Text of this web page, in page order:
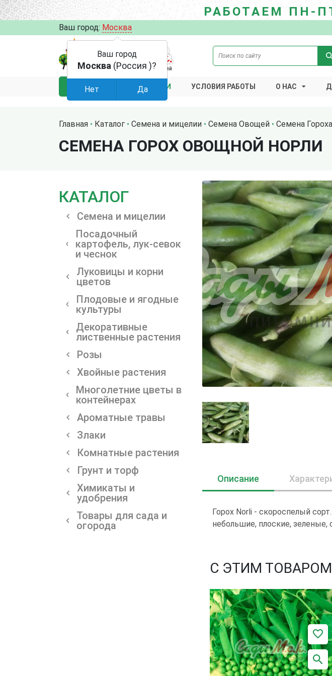
РАБОТАЕМ ПН-
Ваш город: Москва
КАТАЛОГ АКЦИИ УСЛОВИЯ РАБОТЫ О НАС
Главная Каталог Семена и мицелии Семена Овощей Семена Гороха
СЕМЕНА ГОРОХ ОВОЩНОЙ НОРЛИ
КАТАЛОГ
Семена и мицелии
Посадочный
картофель, лук-севок
и чеснок
Луковицы и корни
цветов
Плодовые и ягодные
культуры
Декоративные
лиственные растения
Розы
Хвойные растения
Многолетние цветы в
контейнерах
Ароматные травы
Злаки
Комнатные растения
Грунт и торф
Химикаты и
удобрения
Товары для сада и
огорода
Описание
Горох Norli - скороспелый
небольшие, плоские, зеленые,
С ЭТИМ
Ваш город
Москва (Россия )?
Нет Да